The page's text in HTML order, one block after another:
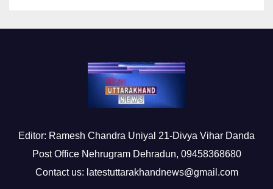
Editor: Ramesh Chandra Uniyal 21-Divya Vihar Danda
Post Office Nehrugram Dehradun, 09458368680
Contact us: latestuttarakhandnews@gmail.com